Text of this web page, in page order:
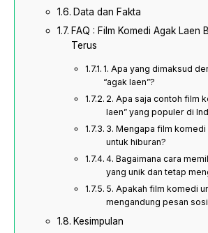
Data dan Fakta
FAQ : Film Komedi Agak Laen
Terus
1. Apa yang dimaksud
“agak laen”?
2. Apa saja contoh film
laen” yang populer di
3. Mengapa film komedi
untuk hiburan?
4. Bagaimana cara
yang unik dan tetap
5. Apakah film komedi
mengandung pesan
Kesimpulan